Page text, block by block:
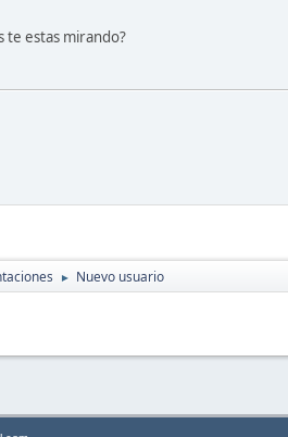
te estas mirando?
► Nuevo usuario